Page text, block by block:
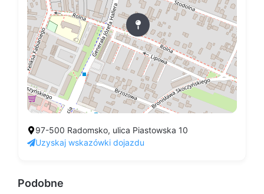
97-500 Radomsko, ulica Piastowska 10
Uzyskaj wskazówki dojazdu
Podobne